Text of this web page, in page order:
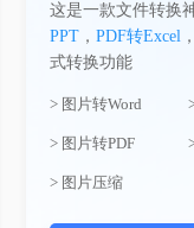
这是一款文件转换
PPT， PDF转Excel，
式转换功能
> 图片转Word
> 图片转PDF
> 图片压缩